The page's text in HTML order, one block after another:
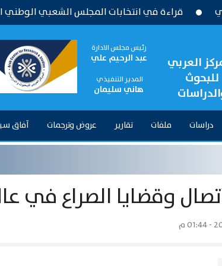
في انتخابات المجلس الشعبي الوطني الجزائري
العربي
للبحوث
رئيس مجلس الادارة
عبد الرحيم علي
المدير التنفيذي
هاني سليمان
دراسات ملفات تقارير عروض وترجمات آفاق
وقضايا الصراع في